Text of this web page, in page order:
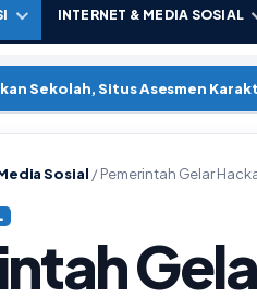
INTERNET & MEDIA SOSIAL
Sekolah, Situs Asesmen
Sosial /Pemerintah Gelar